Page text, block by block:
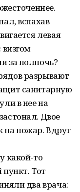
вспахав
левая
за полночь?
разрывают
санитарную
в нее на
Двое
на пожар. Вдруг
какой-то
пункт. Тот
два врача: